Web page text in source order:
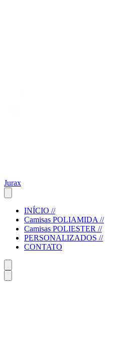
Jurax
INÍCIO //
Camisas POLIAMIDA //
Camisas POLIESTER //
PERSONALIZADOS //
CONTATO